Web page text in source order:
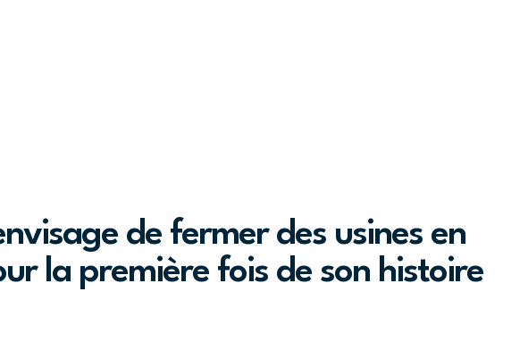
de fermer des usines en
la première fois de son histoire